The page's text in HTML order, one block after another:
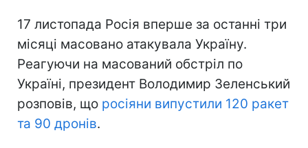
17 листопада Росія вперше за останні три
місяці масовано атакувала Україну.
Реагуючи на масований обстріл по
Україні, президент Володимир Зеленський
розповів, що росіяни випустили 120 ракет
та 90 дронів.